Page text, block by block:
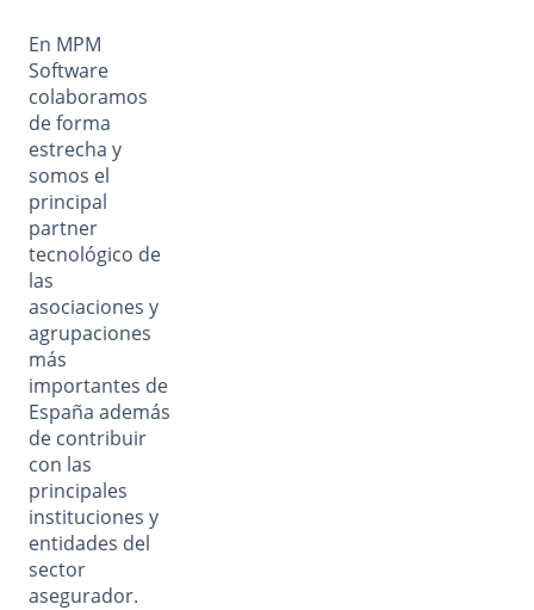
En MPM
Software
colaboramos
de forma
estrecha y
somos el
principal
partner
tecnológico de
las
asociaciones y
agrupaciones
más
importantes de
España además
de contribuir
con las
principales
instituciones y
entidades del
sector
asegurador.